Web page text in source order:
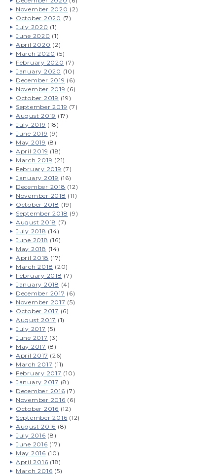
November 2020 (2)
October 2020 (7)
July 2020 (1)
June 2020 (1)
April 2020 (2)
March 2020 (5)
February 2020 (7)
January 2020 (10)
December 2019 (6)
November 2019 (6)
October 2019 (19)
September 2019 (7)
August 2019 (17)
July 2019 (18)
June 2019 (9)
May 2019 (8)
April 2019 (18)
March 2019 (21)
February 2019 (7)
January 2019 (16)
December 2018 (12)
November 2018 (11)
October 2018 (19)
September 2018 (9)
August 2018 (7)
July 2018 (14)
June 2018 (16)
May 2018 (14)
April 2018 (17)
March 2018 (20)
February 2018 (7)
January 2018 (4)
December 2017 (6)
November 2017 (5)
October 2017 (6)
August 2017 (1)
July 2017 (5)
June 2017 (3)
May 2017 (8)
April 2017 (26)
March 2017 (11)
February 2017 (10)
January 2017 (8)
December 2016 (7)
November 2016 (6)
October 2016 (12)
September 2016 (12)
August 2016 (8)
July 2016 (8)
June 2016 (17)
May 2016 (10)
April 2016 (18)
March 2016 (5)